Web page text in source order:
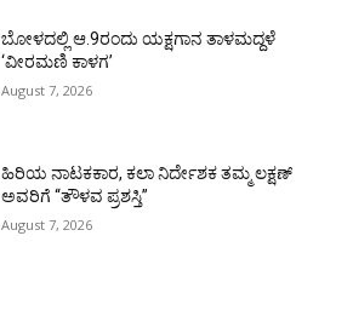
ಬೋಳದಲ್ಲಿ ಆ.9ರಂದು ಯಕ್ಷಗಾನ ತಾಳಮದ್ದಳೆ
‘ವೀರಮಣಿ ಕಾಳಗ’
August 7, 2026
ಹಿರಿಯ ನಾಟಕಕಾರ, ಕಲಾ ನಿರ್ದೇಶಕ ತಮ್ಮ ಲಕ್ಷಣ್
ಅವರಿಗೆ “ತೌಳವ ಪ್ರಶಸ್ತಿ”
August 7, 2026